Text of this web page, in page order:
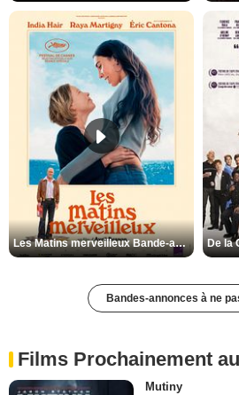
Les Matins merveilleux Bande-annonce VF
Bandes-annonces à ne
Films Prochainement
Mutiny